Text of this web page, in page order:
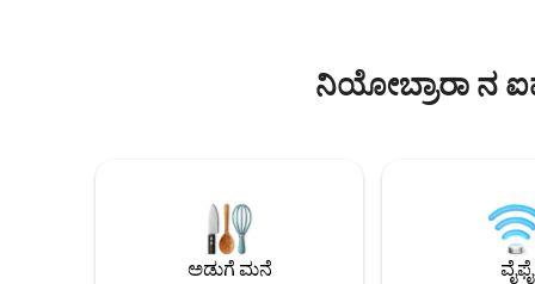
ಮೂಲಕ ಜಿಂಕೆಗಳು ಅಲೆದಾಡುವುದನ್ನು ನೋಡುವನಿಯೋಬ್ರಾರಾ ನ
ಅಡುಗೆ ಮನೆ ವೈಫೈ